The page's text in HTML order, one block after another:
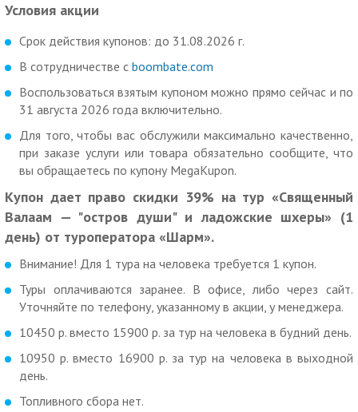
Условия акции
Срок действия купонов: до 31.08.2026 г.
В сотрудничестве с boombate.com
Воспользоваться взятым купоном можно прямо сейчас и по
31 августа 2026 года включительно.
Для того, чтобы вас обслужили максимально качественно,
при заказе услуги или товара обязательно сообщите, что
вы обращаетесь по купону MegaKupon.
Купон дает право скидки 39% на тур «Священный
Валаам — "остров души" и ладожские шхеры» (1
день) от туроператора «Шарм».
Внимание! Для 1 тура на человека требуется 1 купон.
Туры оплачиваются заранее. В офисе, либо через сайт.
Уточняйте по телефону, указанному в акции, у менеджера.
10450 р. вместо 15900 р. за тур на человека в будний день.
10950 р. вместо 16900 р. за тур на человека в выходной
день.
Топливного сбора нет.